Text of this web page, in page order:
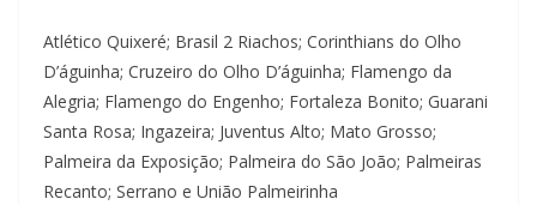
Atlético Quixeré; Brasil 2 Riachos; Corinthians do Olho
D’águinha; Cruzeiro do Olho D’águinha; Flamengo da
Alegria; Flamengo do Engenho; Fortaleza Bonito; Guarani
Santa Rosa; Ingazeira; Juventus Alto; Mato Grosso;
Palmeira da Exposição; Palmeira do São João; Palmeiras
Recanto; Serrano e União Palmeirinha